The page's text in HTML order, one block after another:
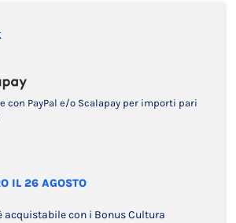
con PayPal e/o Scalapay per importi pari
IL 26 AGOSTO
acquistabile con i Bonus Cultura